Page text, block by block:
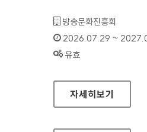
기관명 :
방송문화진흥회
인증기간 :
2026.07.29 ~
상태 :
유효
방송문화진흥회
자세히보기